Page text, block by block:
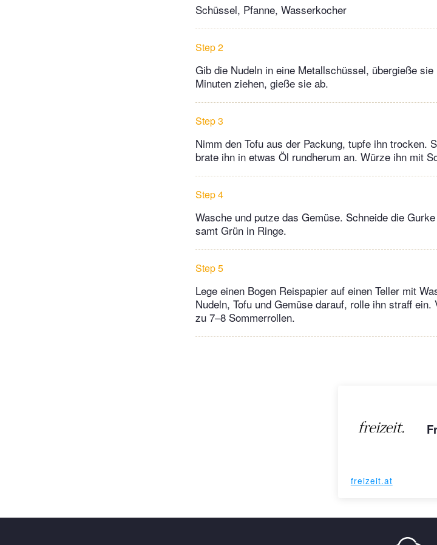
Schüssel, Pfanne, Wasserkocher
Step 2
Gib die Nudeln in eine Metallschüssel, übergieße
Minuten ziehen, gieße sie ab.
Step 3
Nimm den Tofu aus der Packung, tupfe ihn trocken.
brate ihn in etwas Öl rundherum an. Würze ihn mit
Step 4
Wasche und putze das Gemüse. Schneide die
samt Grün in Ringe.
Step 5
Lege einen Bogen Reispapier auf einen Teller mit
Nudeln, Tofu und Gemüse darauf, rolle ihn straff
zu 7–8 Sommerrollen.
freizeit.at